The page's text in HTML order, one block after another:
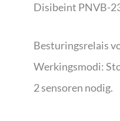
Disibeint PNVB-
Besturingsrelais
Werkingsmodi:
2 sensoren nodig.